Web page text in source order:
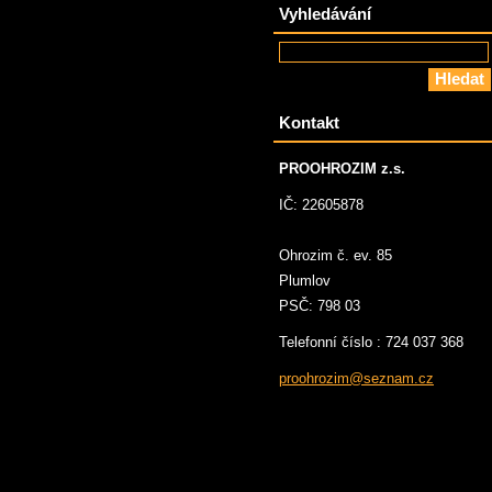
Vyhledávání
Kontakt
PROOHROZIM z.s.
IČ: 22605878
Ohrozim č. ev. 85
Plumlov
PSČ: 798 03
Telefonní číslo : 724 037 368
proohrozim@seznam.cz